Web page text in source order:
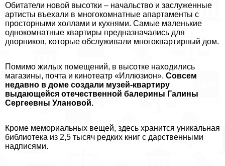
Обитатели новой высотки – начальство и заслуженные
артисты въехали в многокомнатные апартаменты с
просторными холлами и кухнями. Самые маленькие
однокомнатные квартиры предназначались для
дворников, которые обслуживали многоквартирный дом.
Помимо жилых помещений, в высотке находились
магазины, почта и кинотеатр «Иллюзион». Совсем
недавно в доме создали музей-квартиру
выдающейся отечественной балерины Галины
Сергеевны Улановой.
Кроме мемориальных вещей, здесь хранится уникальная
библиотека из 2,5 тысяч редких книг с дарственными
надписями.